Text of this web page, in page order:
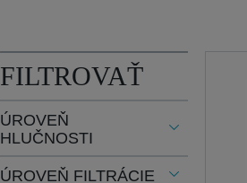
FILTROVAŤ
ÚROVEŇ
HLUČNOSTI
(1)
ÚROVEŇ FILTRÁCIE